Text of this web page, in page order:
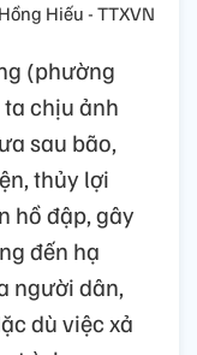
Hiếu - TTXVN
(phường
chịu ảnh
sau bão,
thủy lợi
hồ đập, gây
đến hạ
người dân,
dù việc xả